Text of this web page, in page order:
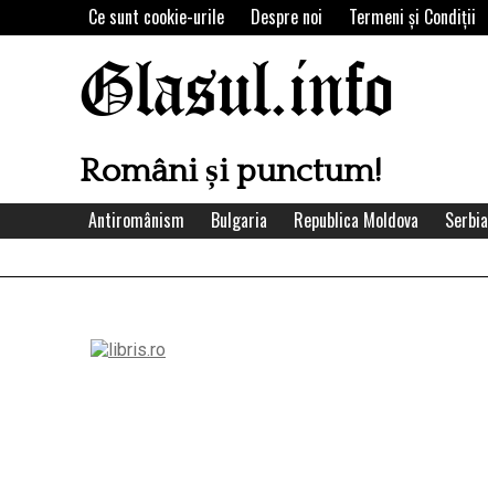
to
Ce sunt cookie-urile Despre noi Termeni şi Condiţii
Glasul.info
Români și punctum!
Antiromânism Bulgaria Republica Moldova Serbia
Left
Asides